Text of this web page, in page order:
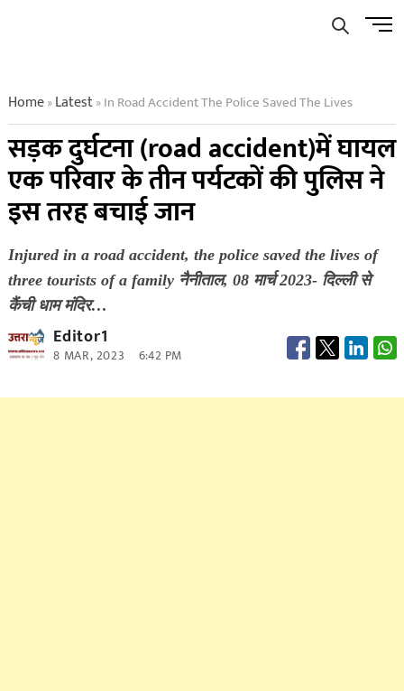
Menu
Home»Latest»In Road Accident The Police Saved The Lives
सड़क दुर्घटना (road accident)में घायल
एक परिवार के तीन पर्यटकों की पुलिस ने
इस तरह बचाई जान
Injured in a road accident, the police saved the lives of
three tourists of a family नैनीताल, 08 मार्च 2023- दिल्ली से
कैंची धाम मंदिर…
Editor1
8 MAR, 2023 6:42 PM